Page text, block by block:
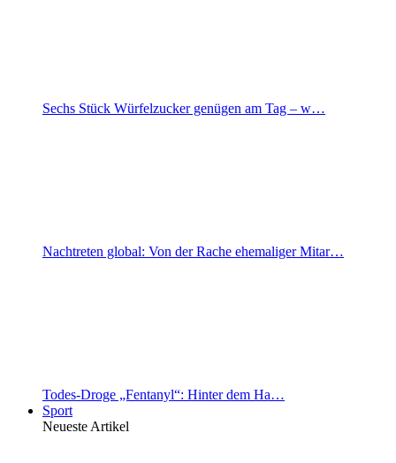
Sechs Stück Würfelzucker genügen am Tag – w…
Nachtreten global: Von der Rache ehemaliger Mitar…
Todes-Droge „Fentanyl“: Hinter dem Ha…
Sport
Neueste Artikel